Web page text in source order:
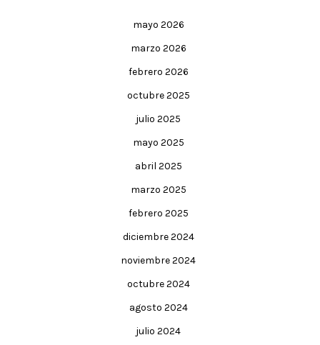
mayo 2026
marzo 2026
febrero 2026
octubre 2025
julio 2025
mayo 2025
abril 2025
marzo 2025
febrero 2025
diciembre 2024
noviembre 2024
octubre 2024
agosto 2024
julio 2024